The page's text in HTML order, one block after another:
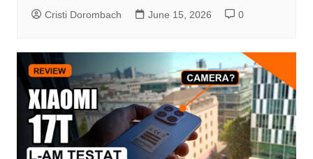
Cristi Dorombach June 15, 2026 0